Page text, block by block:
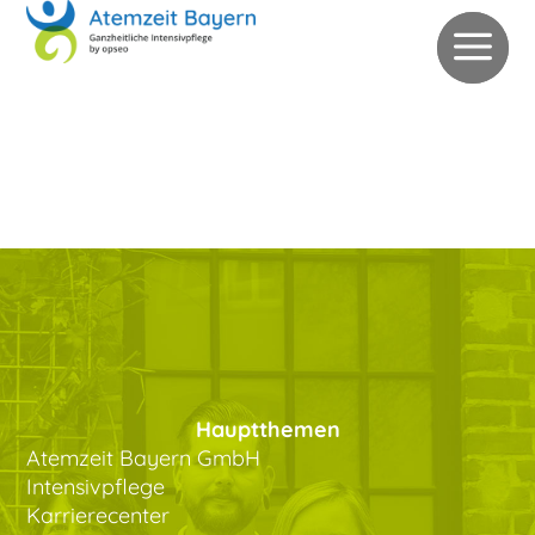
Hauptthemen
Atemzeit Bayern GmbH
Intensivpflege
Karrierecenter